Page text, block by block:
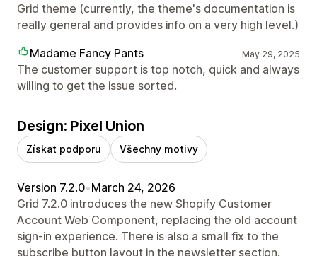
Grid theme (currently, the theme's documentation is
really general and provides info on a very high level.)
Madame Fancy Pants
May 29, 2025
The customer support is top notch, quick and always
willing to get the issue sorted.
Design: Pixel Union
Získat podporu Všechny motivy
Version 7.2.0•March 24, 2026
Grid 7.2.0 introduces the new Shopify Customer
Account Web Component, replacing the old account
sign-in experience. There is also a small fix to the
subscribe button layout in the newsletter section.